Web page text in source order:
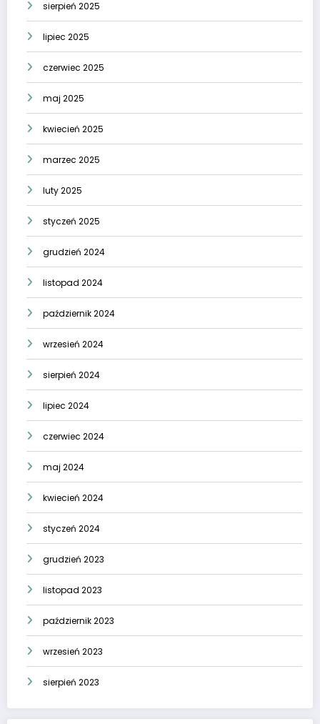
sierpień 2025
lipiec 2025
czerwiec 2025
maj 2025
kwiecień 2025
marzec 2025
luty 2025
styczeń 2025
grudzień 2024
listopad 2024
październik 2024
wrzesień 2024
sierpień 2024
lipiec 2024
czerwiec 2024
maj 2024
kwiecień 2024
styczeń 2024
grudzień 2023
listopad 2023
październik 2023
wrzesień 2023
sierpień 2023